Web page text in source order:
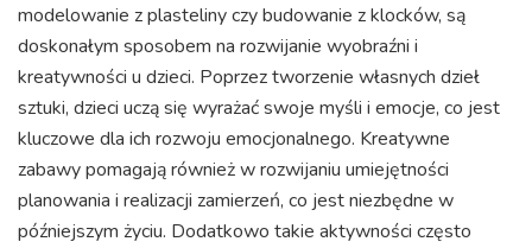
modelowanie z plasteliny czy budowanie z klocków, są
doskonałym sposobem na rozwijanie wyobraźni i
kreatywności u dzieci. Poprzez tworzenie własnych dzieł
sztuki, dzieci uczą się wyrażać swoje myśli i emocje, co jest
kluczowe dla ich rozwoju emocjonalnego. Kreatywne
zabawy pomagają również w rozwijaniu umiejętności
planowania i realizacji zamierzeń, co jest niezbędne w
późniejszym życiu. Dodatkowo takie aktywności często